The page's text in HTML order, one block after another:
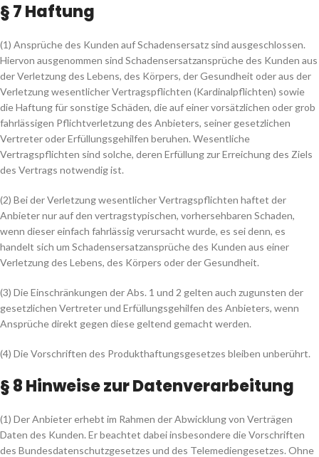
§ 7 Haftung
(1) Ansprüche des Kunden auf Schadensersatz sind ausgeschlossen.
Hiervon ausgenommen sind Schadensersatzansprüche des Kunden aus
der Verletzung des Lebens, des Körpers, der Gesundheit oder aus der
Verletzung wesentlicher Vertragspflichten (Kardinalpflichten) sowie
die Haftung für sonstige Schäden, die auf einer vorsätzlichen oder grob
fahrlässigen Pflichtverletzung des Anbieters, seiner gesetzlichen
Vertreter oder Erfüllungsgehilfen beruhen. Wesentliche
Vertragspflichten sind solche, deren Erfüllung zur Erreichung des Ziels
des Vertrags notwendig ist.
(2) Bei der Verletzung wesentlicher Vertragspflichten haftet der
Anbieter nur auf den vertragstypischen, vorhersehbaren Schaden,
wenn dieser einfach fahrlässig verursacht wurde, es sei denn, es
handelt sich um Schadensersatzansprüche des Kunden aus einer
Verletzung des Lebens, des Körpers oder der Gesundheit.
(3) Die Einschränkungen der Abs. 1 und 2 gelten auch zugunsten der
gesetzlichen Vertreter und Erfüllungsgehilfen des Anbieters, wenn
Ansprüche direkt gegen diese geltend gemacht werden.
(4) Die Vorschriften des Produkthaftungsgesetzes bleiben unberührt.
§ 8 Hinweise zur Datenverarbeitung
(1) Der Anbieter erhebt im Rahmen der Abwicklung von Verträgen
Daten des Kunden. Er beachtet dabei insbesondere die Vorschriften
des Bundesdatenschutzgesetzes und des Telemediengesetzes. Ohne